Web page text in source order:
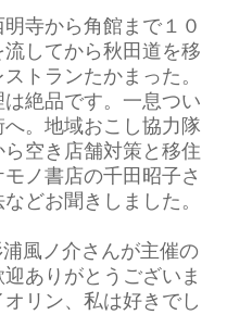
寺から角館まで１０
してから秋田道を移
トランたかまった。
絶品です。一息つい
。地域おこし協力隊
空き店舗対策と移住
ノ書店の千田昭子さ
どお聞きしました。
風ノ介さんが主催の
ありがとうございま
リン、私は好きでし